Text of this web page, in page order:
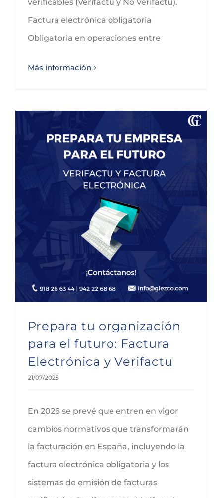
verificables (Verifactu y No Verifactu).
Factura electrónica obligatoria
Obligatoria en operaciones entre
Más información
Prepara tu organización
para el futuro: Factura
Electrónica y Verifactu
21/07/2025
En 2026 se prevé que entren en vigor
cambios normativos que transformarán
la facturación en España, incluyendo la
factura electrónica obligatoria y los
sistemas de emisión de facturas